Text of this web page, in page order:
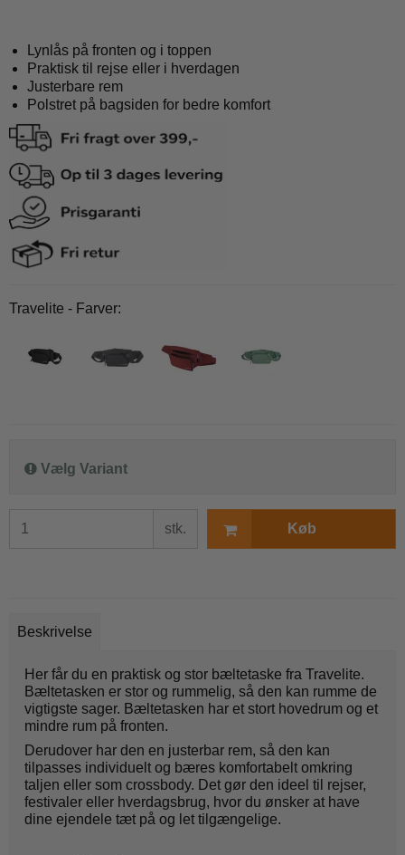
Lynlås på fronten og i toppen
Praktisk til rejse eller i hverdagen
Justerbare rem
Polstret på bagsiden for bedre komfort
Travelite - Farver:
Vælg Variant
stk. Køb
Beskrivelse
Her får du en praktisk og stor bæltetaske fra Travelite.
Bæltetasken er stor og rummelig, så den kan rumme de
vigtigste sager. Bæltetasken har et stort hovedrum og et
mindre rum på fronten.
Derudover har den en justerbar rem, så den kan
tilpasses individuelt og bæres komfortabelt omkring
taljen eller som crossbody. Det gør den ideel til rejser,
festivaler eller hverdagsbrug, hvor du ønsker at have
dine ejendele tæt på og let tilgængelige.